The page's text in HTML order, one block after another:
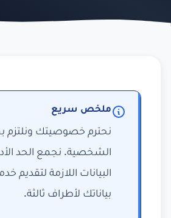
ملخص سريع
نحترم خصوصيتك ونلتزم
الشخصية. نجمع الحد
البيانات اللازمة لتقديم
بياناتك لأطراف ثالثة.